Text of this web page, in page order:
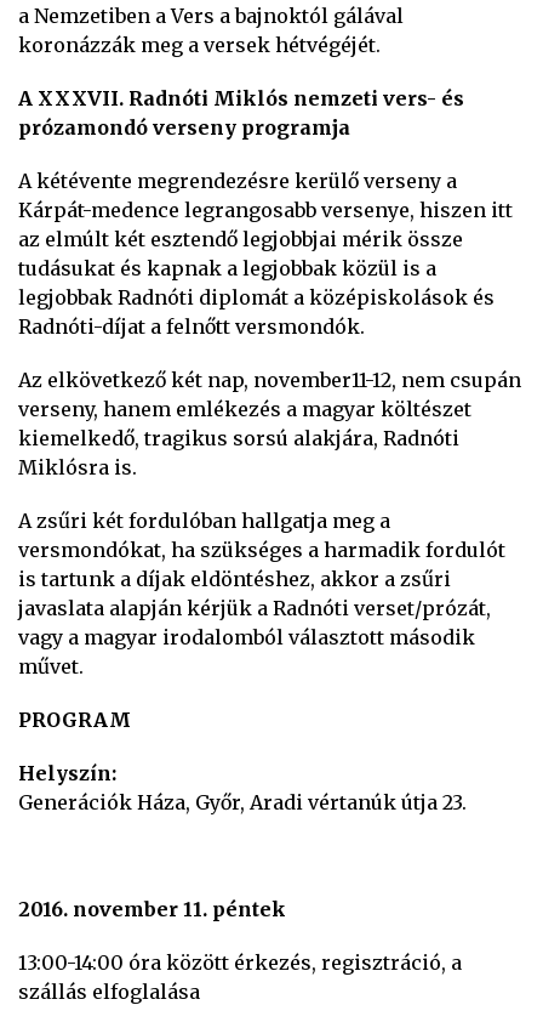
a Nemzetiben a Vers a bajnoktól gálával
koronázzák meg a versek hétvégéjét.
A XXXVII. Radnóti Miklós nemzeti vers- és
prózamondó verseny programja
A kétévente megrendezésre kerülő verseny a
Kárpát-medence legrangosabb versenye, hiszen itt
az elmúlt két esztendő legjobbjai mérik össze
tudásukat és kapnak a legjobbak közül is a
legjobbak Radnóti diplomát a középiskolások és
Radnóti-díjat a felnőtt versmondók.
Az elkövetkező két nap, november11-12, nem csupán
verseny, hanem emlékezés a magyar költészet
kiemelkedő, tragikus sorsú alakjára, Radnóti
Miklósra is.
A zsűri két fordulóban hallgatja meg a
versmondókat, ha szükséges a harmadik fordulót
is tartunk a díjak eldöntéshez, akkor a zsűri
javaslata alapján kérjük a Radnóti verset/prózát,
vagy a magyar irodalomból választott második
művet.
PROGRAM
Helyszín:
Generációk Háza, Győr, Aradi vértanúk útja 23.
2016. november 11. péntek
13:00-14:00 óra között érkezés, regisztráció, a
szállás elfoglalása